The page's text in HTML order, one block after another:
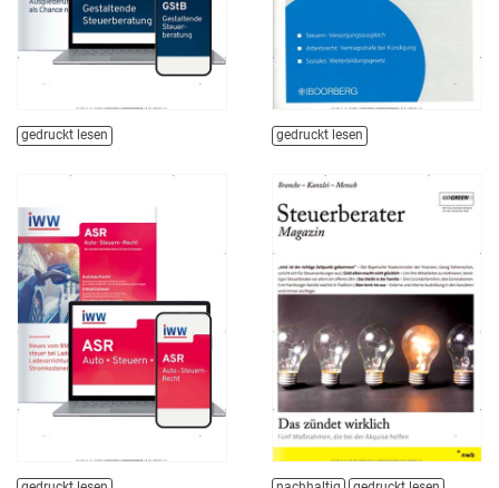
gedruckt lesen gedruckt lesen